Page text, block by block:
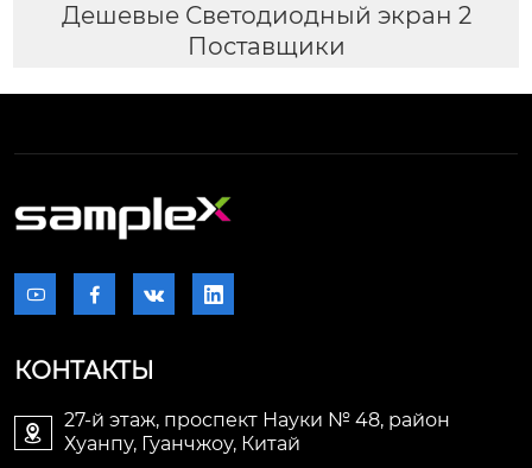
Дешевые Светодиодный экран 2
Поставщики
   
КОНТАКТЫ

27-й этаж, проспект Науки № 48, район
Хуанпу, Гуанчжоу, Китай